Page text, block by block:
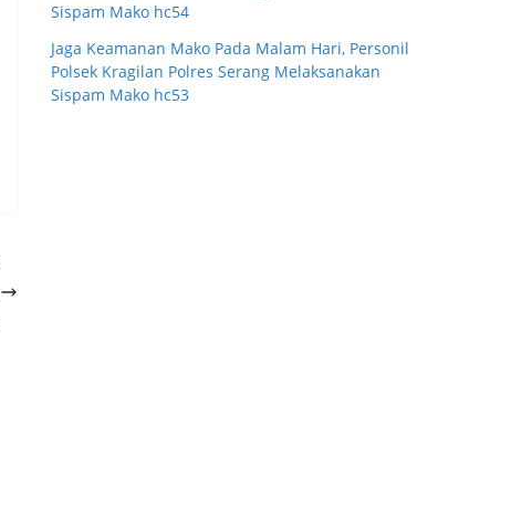
Sispam Mako hc54
Jaga Keamanan Mako Pada Malam Hari, Personil
Polsek Kragilan Polres Serang Melaksanakan
Sispam Mako hc53